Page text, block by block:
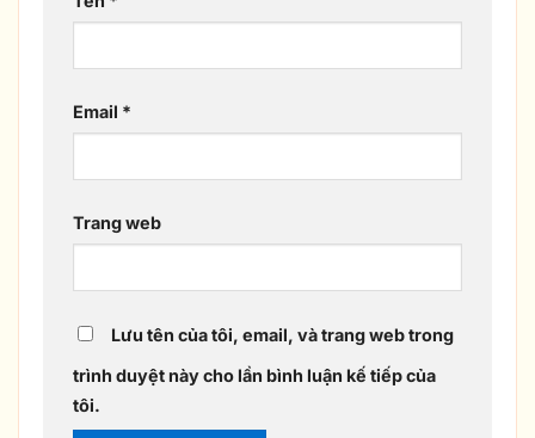
Email *
Trang web
Lưu tên của tôi, email, và trang web trong
trình duyệt này cho lần bình luận kế tiếp của
tôi.